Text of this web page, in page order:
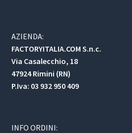
AZIENDA:
FACTORYITALIA.COM S.n.c.
Via Casalecchio, 18
47924 Rimini (RN)
P.Iva: 03 932 950 409
INFO ORDINI: